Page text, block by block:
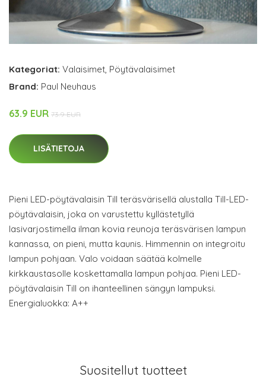
Kategoriat: Valaisimet, Pöytävalaisimet
Brand: Paul Neuhaus
63.9 EUR 73.9 EUR
LISÄTIETOJA
Pieni LED-pöytävalaisin Till teräsvärisellä alustalla Till-LED-
pöytävalaisin, joka on varustettu kyllästetyllä
lasivarjostimella ilman kovia reunoja teräsvärisen lampun
kannassa, on pieni, mutta kaunis. Himmennin on integroitu
lampun pohjaan. Valo voidaan säätää kolmelle
kirkkaustasolle koskettamalla lampun pohjaa. Pieni LED-
pöytävalaisin Till on ihanteellinen sängyn lampuksi.
Energialuokka: A++
Suositellut tuotteet